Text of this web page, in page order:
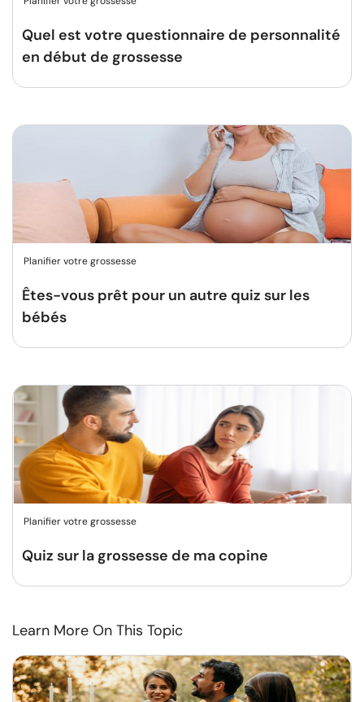
Quel est votre questionnaire de personnalité
en début de grossesse
Planifier votre grossesse
Êtes-vous prêt pour un autre quiz sur les
bébés
Planifier votre grossesse
Quiz sur la grossesse de ma copine
Learn More On This Topic